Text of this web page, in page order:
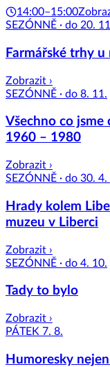
14:00–15:00
SEZÓNNĚ · do 20.
Farmářské trhy
Zobrazit ›
SEZÓNNĚ · do 8. 11.
Všechno co
1960 – 1980
Zobrazit ›
SEZÓNNĚ · do 30.
Hrady kolem
muzeu v Liberci
Zobrazit ›
SEZÓNNĚ · do 4. 10.
Tady to bylo
Zobrazit ›
PÁTEK 7. 8.
Humoresky